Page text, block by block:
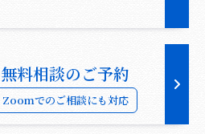
無料相談のご予約
Zoomでのご相談にも対応